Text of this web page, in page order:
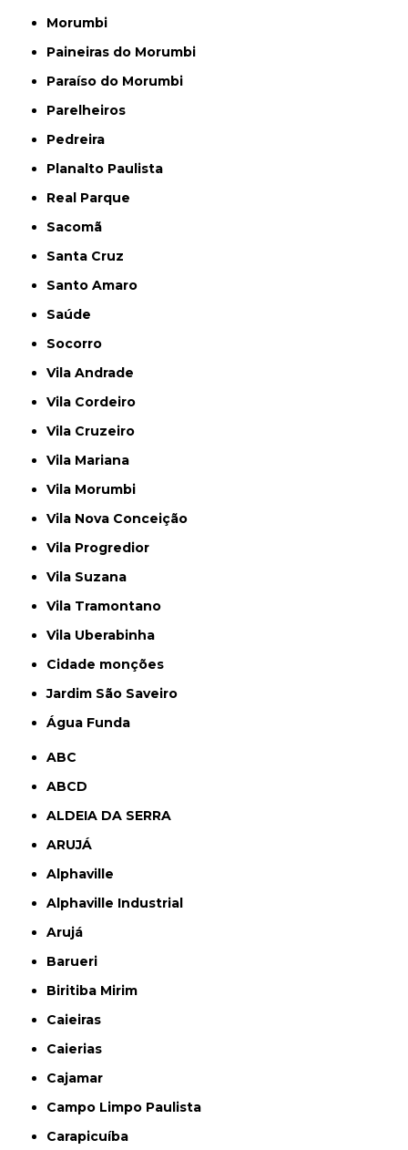
Morumbi
Paineiras do Morumbi
Paraíso do Morumbi
Parelheiros
Pedreira
Planalto Paulista
Real Parque
Sacomã
Santa Cruz
Santo Amaro
Saúde
Socorro
Vila Andrade
Vila Cordeiro
Vila Cruzeiro
Vila Mariana
Vila Morumbi
Vila Nova Conceição
Vila Progredior
Vila Suzana
Vila Tramontano
Vila Uberabinha
cidade monções
jardim São Saveiro
Água Funda
ABC
ABCD
ALDEIA DA SERRA
ARUJÁ
Alphaville
Alphaville Industrial
Arujá
Barueri
Biritiba Mirim
Caieiras
Caierias
Cajamar
Campo Limpo Paulista
Carapicuíba